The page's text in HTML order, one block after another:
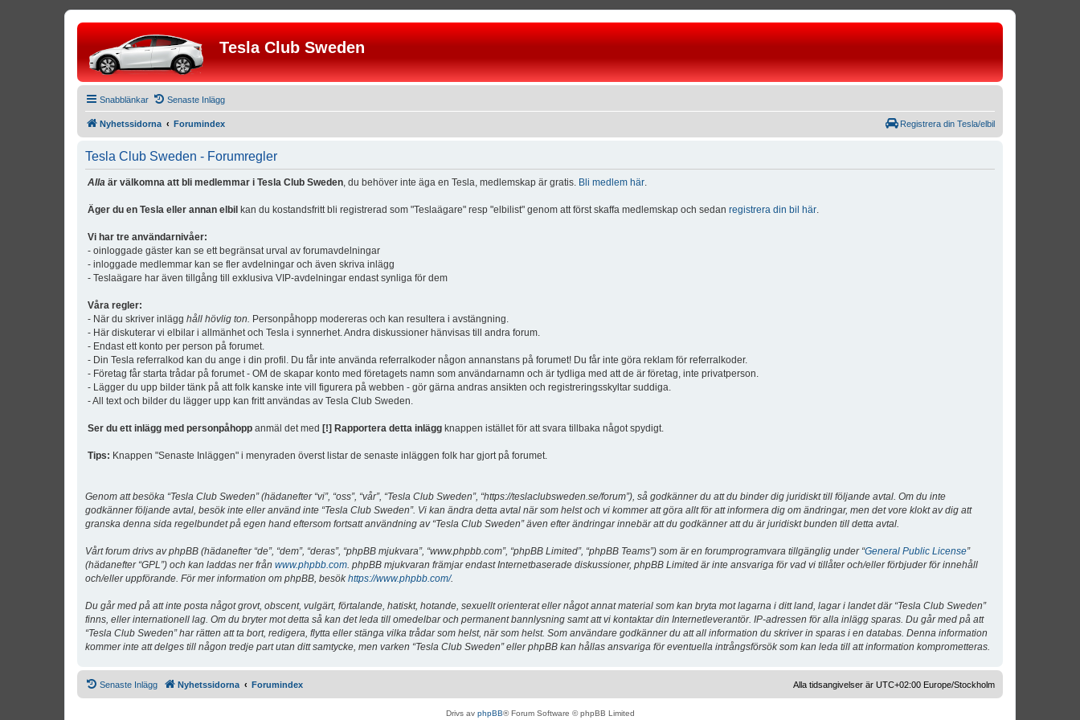
Tesla Club Sweden
Snabblänkar Senaste Inlägg
Nyhetssidorna Forumindex Registrera din Tesla/elbil
Tesla Club Sweden - Forumregler
Alla är välkomna att bli medlemmar i Tesla Club Sweden, du behöver inte äga en Tesla, medlemskap är gratis. Bli medlem här.
Äger du en Tesla eller annan elbil kan du kostandsfritt bli registrerad som "Teslaägare" resp "elbilist" genom att först skaffa medlemskap och sedan registrera din bil här.
Vi har tre användarnivåer:
- oinloggade gäster kan se ett begränsat urval av forumavdelningar
- inloggade medlemmar kan se fler avdelningar och även skriva inlägg
- Teslaägare har även tillgång till exklusiva VIP-avdelningar endast synliga för dem
Våra regler:
- När du skriver inlägg håll hövlig ton. Personpåhopp modereras och kan resultera i avstängning.
- Här diskuterar vi elbilar i allmänhet och Tesla i synnerhet. Andra diskussioner hänvisas till andra forum.
- Endast ett konto per person på forumet.
- Din Tesla referralkod kan du ange i din profil. Du får inte använda referralkoder någon annanstans på forumet! Du får inte göra reklam för referralkoder.
- Företag får starta trådar på forumet - OM de skapar konto med företagets namn som användarnamn och är tydliga med att de är företag, inte privatperson.
- Lägger du upp bilder tänk på att folk kanske inte vill figurera på webben - gör gärna andras ansikten och registreringsskyltar suddiga.
- All text och bilder du lägger upp kan fritt användas av Tesla Club Sweden.
Ser du ett inlägg med personpåhopp anmäl det med [!] Rapportera detta inlägg knappen istället för att svara tillbaka något spydigt.
Tips: Knappen "Senaste Inläggen" i menyraden överst listar de senaste inläggen folk har gjort på forumet.
Genom att besöka “Tesla Club Sweden” (hädanefter “vi”, “oss”, “vår”, “Tesla Club Sweden”, “https://teslaclubsweden.se/forum”), så godkänner du att du binder dig juridiskt till följande avtal. Om du inte
godkänner följande avtal, besök inte eller använd inte “Tesla Club Sweden”. Vi kan ändra detta avtal när som helst och vi kommer att göra allt för att informera dig om ändringar, men det vore klokt av dig att
granska denna sida regelbundet på egen hand eftersom fortsatt användning av “Tesla Club Sweden” även efter ändringar innebär att du godkänner att du är juridiskt bunden till detta avtal.
Vårt forum drivs av phpBB (hädanefter “de”, “dem”, “deras”, “phpBB mjukvara”, “www.phpbb.com”, “phpBB Limited”, “phpBB Teams”) som är en forumprogramvara tillgänglig under “General Public License”
(hädanefter “GPL”) och kan laddas ner från www.phpbb.com. phpBB mjukvaran främjar endast Internetbaserade diskussioner, phpBB Limited är inte ansvariga för vad vi tillåter och/eller förbjuder för innehåll
och/eller uppförande. För mer information om phpBB, besökhttps://www.phpbb.com/.
Du går med på att inte posta något grovt, obscent, vulgärt, förtalande, hatiskt, hotande, sexuellt orienterat eller något annat material som kan bryta mot lagarna i ditt land, lagar i landet där “Tesla Club Sweden”
finns, eller internationell lag. Om du bryter mot detta så kan det leda till omedelbar och permanent bannlysning samt att vi kontaktar din Internetleverantör. IP-adressen för alla inlägg sparas. Du går med på att
“Tesla Club Sweden” har rätten att ta bort, redigera, flytta eller stänga vilka trådar som helst, när som helst. Som användare godkänner du att all information du skriver in sparas i en databas. Denna information
kommer inte att delges till någon tredje part utan ditt samtycke, men varken “Tesla Club Sweden” eller phpBB kan hållas ansvariga för eventuella intrångsförsök som kan leda till att information komprometteras.
Senaste Inlägg Nyhetssidorna Forumindex Alla tidsangivelser är UTC+02:00 Europe/Stockholm
Drivs av phpBB® Forum Software © phpBB Limited